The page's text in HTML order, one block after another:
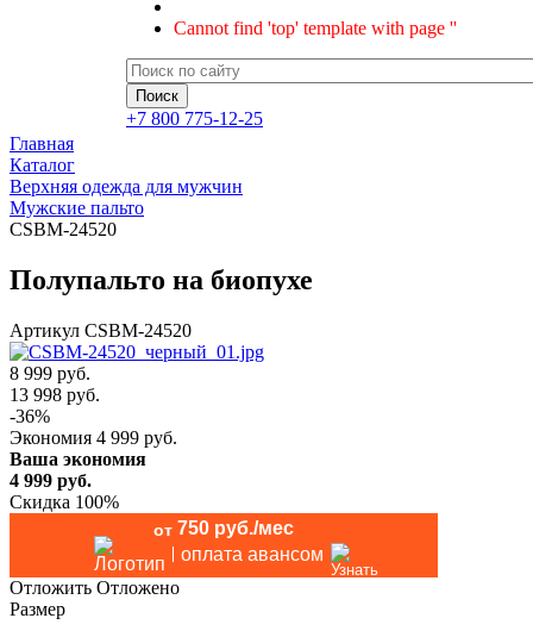
Cannot find 'top' template with page ''
+7 800 775-12-25
Главная
Каталог
Верхняя одежда для мужчин
Мужские пальто
CSBM-24520
Полупальто на биопухе
Артикул CSBM-24520
8 999 руб.
13 998 руб.
-36%
Экономия 4 999 руб.
Ваша экономия
4 999 руб.
Скидка 100%
от 750 руб./мес
оплата авансом
Отложить Отложено
Размер